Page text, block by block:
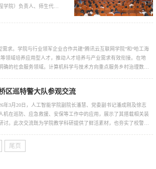
院）负责人、师生代表
求。学院与行业领军企业合作共建“腾讯云互联网学院”和“哈工海
领域培养应用型人才，推动人才培养与产业需求有效衔接。在地
的社会服务领域。计算机科学与技术方向重点服务乡村治理数字
区巡特警大队参观交流
3月20日，人工智能学院副院长潘慧、党委副书记潘成刚及徐志
在巡防、应急救援、安保等工作中的应用，展示了其搭载相关装
。此次交流既为学院教学科研提供了鲜活素材，也夯实了校警合
尾页